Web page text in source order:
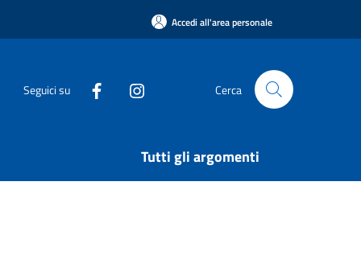
Accedi all'area personale
Seguici su Cerca
Tutti gli argomenti